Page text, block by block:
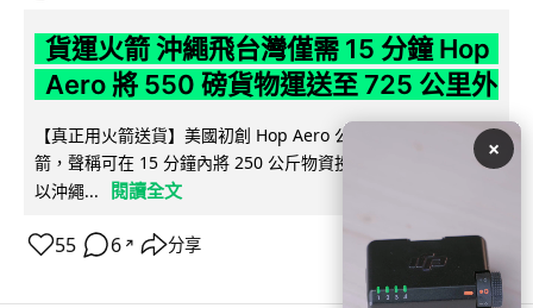
貨運火箭 沖繩飛台灣僅需 15 分鐘 Hop
Aero 將 550 磅貨物運送至 725 公里外
【真正用火箭送貨】美國初創 Hop Aero 公開自動駕駛貨運火
箭，聲稱可在 15 分鐘內將 250 公斤物資投送 750 公里外，並
以沖繩...
閱讀全文
55 6 ↗ 分享
×